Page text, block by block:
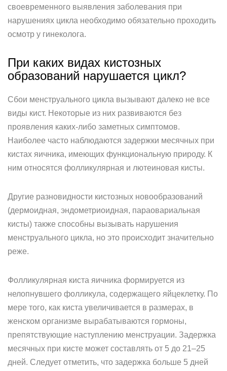
своевременного выявления заболевания при
нарушениях цикла необходимо обязательно проходить
осмотр у гинеколога.
При каких видах кистозных
образований нарушается цикл?
Сбои менструального цикла вызывают далеко не все
виды кист. Некоторые из них развиваются без
проявления каких-либо заметных симптомов.
Наиболее часто наблюдаются задержки месячных при
кистах яичника, имеющих функциональную природу. К
ним относятся фолликулярная и лютеиновая кисты.
Другие разновидности кистозных новообразований
(дермоидная, эндометриоидная, параовариальная
кисты) также способны вызывать нарушения
менструального цикла, но это происходит значительно
реже.
Фолликулярная киста яичника формируется из
нелопнувшего фолликула, содержащего яйцеклетку. По
мере того, как киста увеличивается в размерах, в
женском организме вырабатываются гормоны,
препятствующие наступлению менструации. Задержка
месячных при кисте может составлять от 5 до 21–25
дней. Следует отметить, что задержка больше 5 дней